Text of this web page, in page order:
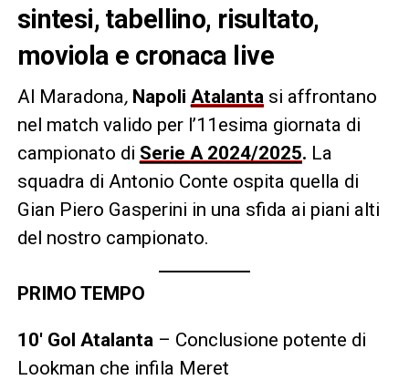
sintesi, tabellino, risultato,
moviola e cronaca live
Al Maradona, Napoli Atalanta si affrontano
nel match valido per l’11esima giornata di
campionato di Serie A 2024/2025. La
squadra di Antonio Conte ospita quella di
Gian Piero Gasperini in una sfida ai piani alti
del nostro campionato.
PRIMO TEMPO
10′ Gol Atalanta – Conclusione potente di
Lookman che infila Meret